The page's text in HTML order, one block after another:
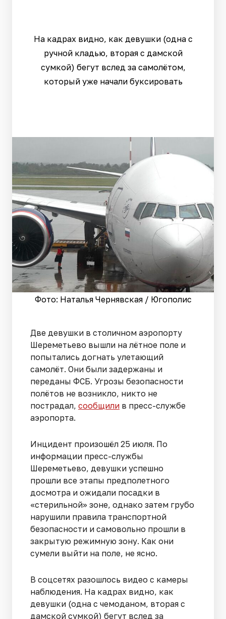
На кадрах видно, как девушки (одна с
ручной кладью, вторая с дамской
сумкой) бегут вслед за самолётом,
который уже начали буксировать
Фото: Наталья Чернявская / Югополис
Две девушки в столичном аэропорту
Шереметьево вышли на лётное поле и
попытались догнать улетающий
самолёт. Они были задержаны и
переданы ФСБ. Угрозы безопасности
полётов не возникло, никто не
пострадал, сообщили в пресс-службе
аэропорта.
Инцидент произошёл 25 июля. По
информации пресс-службы
Шереметьево, девушки успешно
прошли все этапы предполетного
досмотра и ожидали посадки в
«стерильной» зоне, однако затем грубо
нарушили правила транспортной
безопасности и самовольно прошли в
закрытую режимную зону. Как они
сумели выйти на поле, не ясно.
В соцсетях разошлось видео с камеры
наблюдения. На кадрах видно, как
девушки (одна с чемоданом, вторая с
дамской сумкой) бегут вслед за